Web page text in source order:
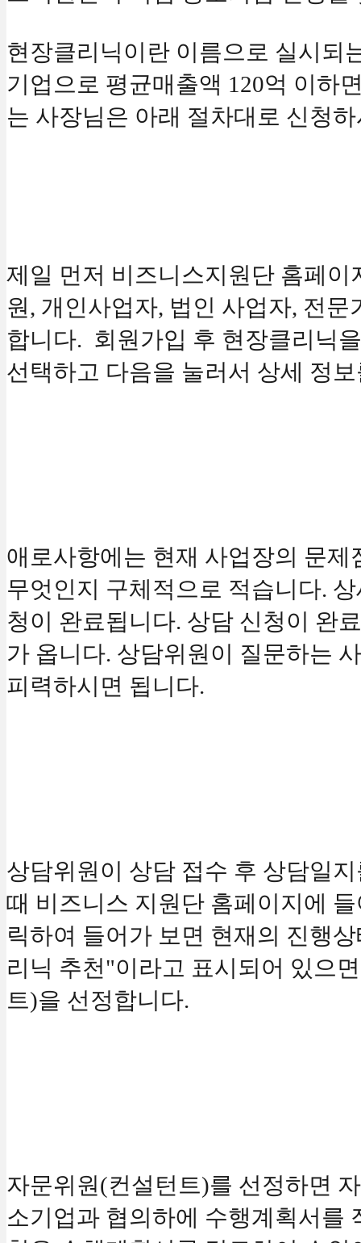
현장클리닉이란 이름으로 실시되
기업으로 평균매출액 120억 이하
는 사장님은 아래 절차대로 신청
제일 먼저 비즈니스지원단 홈페
원, 개인사업자, 법인 사업자, 전
합니다. 회원가입 후 현장클리닉
선택하고 다음을 눌러서 상세 정
애로사항에는 현재 사업장의 문
무엇인지 구체적으로 적습니다.
청이 완료됩니다. 상담 신청이 완
가 옵니다. 상담위원이 질문하는
피력하시면 됩니다.
상담위원이 상담 접수 후 상담일
때 비즈니스 지원단 홈페이지에
릭하여 들어가 보면 현재의 진행
리닉 추천"이라고 표시되어 있으
트)을 선정합니다.
자문위원(컨설턴트)를 선정하면
소기업과 협의하에 수행계획서를